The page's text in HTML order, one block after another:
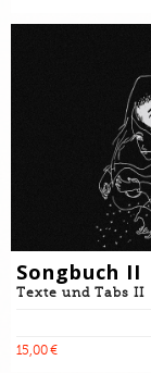
Songbuch II
Texte und Tabs II
15,00 €